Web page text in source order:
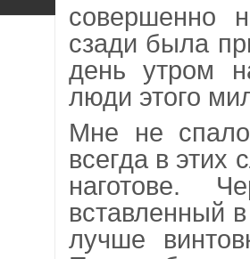
совершенно
сзади была
день утром
люди этого
Мне не
всегда в этих
наготове.
вставленный
лучше